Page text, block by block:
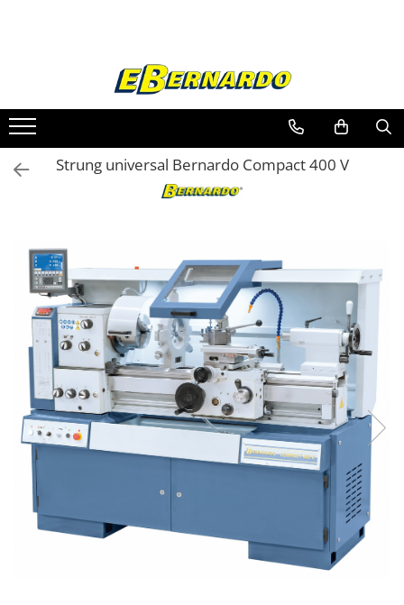
Prelucrare metal
Fierastraie pentru metal
Ferastraie mobile pentru metal
Fierastraie prelucrare metal
Ferastraie orizontale pentru metal
panglica
Ferastraie automate cu banda si
doua coloane
Ferastraie metal cu banda si taiere
dubla semiautomate
Ferastraie prelucrare metal cu
banda si taiere dubla
Ferastraie verticale
Strunguri pentru metal
Strunguri CNC
Strunguri cu cutie de viteze
Strunguri cu surub de ghidare
Strunguri de precizie
Strung universal Bernardo Compact 400 V